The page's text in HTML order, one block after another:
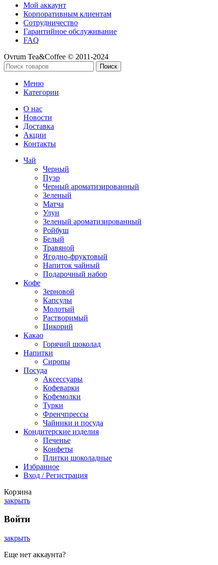
Мой аккаунт
Корпоративным клиентам
Сотрудничество
Гарантийное обслуживание
FAQ
Ovrum Tea&Coffee © 2011-2024
Поиск
Меню
Категории
О нас
Новости
Доставка
Акции
Контакты
Чай
Черный
Пуэр
Черный ароматизированный
Зеленый
Матча
Улун
Зеленый ароматизированный
Ройбуш
Белый
Травяной
Ягодно-фруктовый
Напиток чайный
Подарочный набор
Кофе
Зерновой
Капсулы
Молотый
Растворимый
Цикорий
Какао
Горячий шоколад
Напитки
Сиропы
Посуда
Аксессуары
Кофеварки
Кофемолки
Турки
Френчпрессы
Чайники и посуда
Кондитерские изделия
Печенье
Конфеты
Плитки шоколадные
Избранное
Вход / Регистрация
Корзина
закрыть
Войти
закрыть
Еще нет аккаунта?